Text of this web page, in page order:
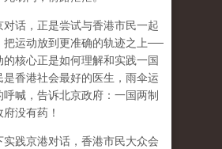
对话，正是尝试与香港市民一起
把运动放到更准确的轨迹之上──
核心正是如何理解和实践一国
是香港社会最好的医生，雨伞运
喊，告诉北京政府：一国两制
没有药！
实践京港对话，香港市民大众会